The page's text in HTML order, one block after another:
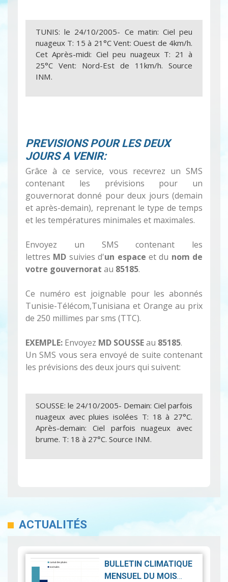
TUNIS: le 24/10/2005- Ce matin: Ciel peu
nuageux T: 15 à 21°C Vent: Ouest de 4km/h.
Cet Après-midi: Ciel peu nuageux T: 21 à
25°C Vent: Nord-Est de 11km/h. Source
INM.
PREVISIONS POUR LES DEUX
JOURS A VENIR:
Grâce à ce service, vous recevrez un SMS
contenant les prévisions pour un
gouvernorat donné pour deux jours (demain
et après-demain), reprenant le type de temps
et les températures minimales et maximales.
Envoyez un SMS contenant les
lettres MD suivies d'un espace et du nom de
votre gouvernorat au 85185.
Ce numéro est joignable pour les abonnés
Tunisie-Télécom,Tunisiana et Orange au prix
de 250 millimes par sms (TTC).
EXEMPLE: Envoyez MD SOUSSEau 85185.
Un SMS vous sera envoyé de suite contenant
les prévisions des deux jours qui suivent:
SOUSSE: le 24/10/2005- Demain: Ciel parfois
nuageux avec pluies isolées T: 18 à 27°C.
Après-demain: Ciel parfois nuageux avec
brume. T: 18 à 27°C. Source INM.
ACTUALITÉS
BULLETIN CLIMATIQUE
MENSUEL DU MOIS